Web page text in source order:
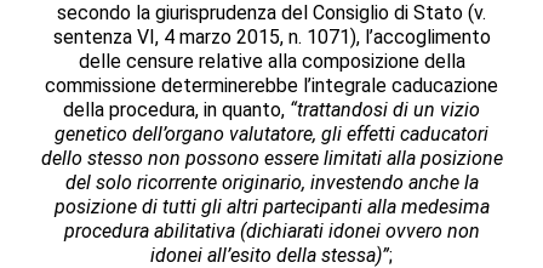
secondo la giurisprudenza del Consiglio di Stato (v.
sentenza VI, 4 marzo 2015, n. 1071), l’accoglimento
delle censure relative alla composizione della
commissione determinerebbe l’integrale caducazione
della procedura, in quanto, “trattandosi di un vizio
genetico dell’organo valutatore, gli effetti caducatori
dello stesso non possono essere limitati alla posizione
del solo ricorrente originario, investendo anche la
posizione di tutti gli altri partecipanti alla medesima
procedura abilitativa (dichiarati idonei ovvero non
idonei all’esito della stessa)”;